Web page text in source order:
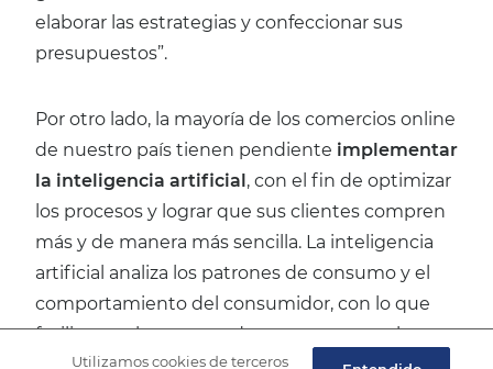
elaborar las estrategias y confeccionar sus
presupuestos”.
Por otro lado, la mayoría de los comercios online
de nuestro país tienen pendiente implementar
la inteligencia artificial , con el fin de optimizar
los procesos y lograr que sus clientes compren
más y de manera más sencilla. La inteligencia
artificial analiza los patrones de consumo y el
comportamiento del consumidor, con lo que
facilita que los compradores encuentren los
Utilizamos cookies de terceros